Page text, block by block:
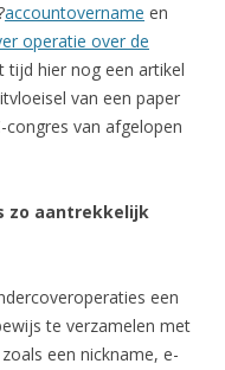
accountovername en
operatie over de
tijd hier nog een artikel
van een paper
congres van afgelopen
zo aantrekkelijk
een
te verzamelen met
een nickname, e-